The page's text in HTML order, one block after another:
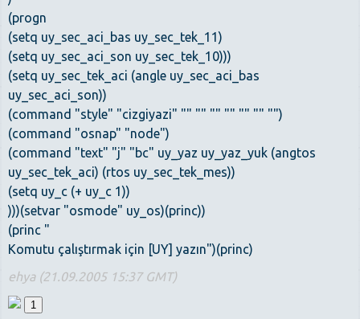
(progn
(setq uy_sec_aci_bas uy_sec_tek_11)
(setq uy_sec_aci_son uy_sec_tek_10)))
(setq uy_sec_tek_aci (angle uy_sec_aci_bas
uy_sec_aci_son))
(command "style" "cizgiyazi" "" "" "" "" "" "" "")
(command "osnap" "node")
(command "text" "j" "bc" uy_yaz uy_yaz_yuk (angtos
uy_sec_tek_aci) (rtos uy_sec_tek_mes))
(setq uy_c (+ uy_c 1))
)))(setvar "osmode" uy_os)(princ))
(princ "
Komutu çalıştırmak için [UY] yazın")(princ)
ehya (21.09.2005 15:37 GMT)
1